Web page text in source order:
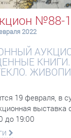
№88-1
2022
КНИГИ.
19 февраля, в
выставка
до 19:00